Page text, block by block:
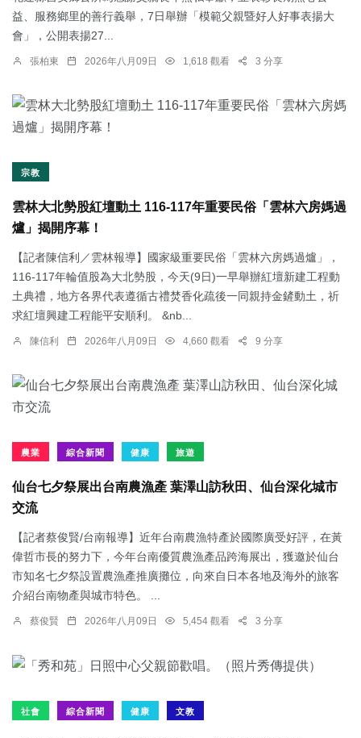
益、服務鄉里的善行義舉，7日舉辦「模範父親暨好人好事表揚大
會」，公開表揚27...
張柏東 2026年八月09日 1,618 觀看 3 分享
宗教
雲林大北勢股紅壇動土 116-117年重要民俗「雲林六房媽過
爐」揭開序幕！
【記者陳信利／雲林報導】國家級重要民俗「雲林六房媽過爐」，
116-117年輪值股為大北勢股，今天(9日)一早舉辦紅壇新建工程動
土典禮，地方各界代表遵循古禮焚香化疏後一同親持金鏟動土，祈
求紅壇興建工程能平安順利。 &nb...
陳信利 2026年八月09日 4,660 觀看 9 分享
農業 綜合新聞 健康 旅遊
仙台七夕祭展出台南農漁產 葉澤山訪秋田、仙台深化城市
交流
【記者蔡俊賢/台南報導】近年台南農漁特產於國際廣受好評，在黃
偉哲市長的努力下，今年台南優質農漁產品跨海展出，獲邀於仙台
市知名七夕祭設置農漁產推廣攤位，向來自日本各地及海外的旅客
介紹台南物產與城市特色。 ...
蔡俊賢 2026年八月09日 5,454 觀看 3 分享
社會 綜合新聞 健康 文教